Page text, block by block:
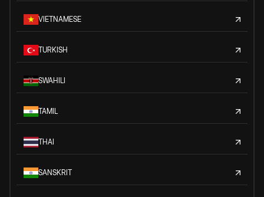
VIETNAMESE
TURKISH
SWAHILI
TAMIL
THAI
SANSKRIT